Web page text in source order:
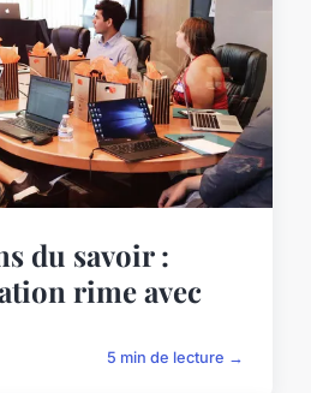
du savoir :
rime avec
5 min de lecture →